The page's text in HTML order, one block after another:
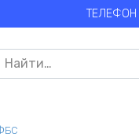
ТЕЛЕФОН